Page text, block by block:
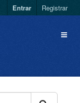
Entrar Registrar